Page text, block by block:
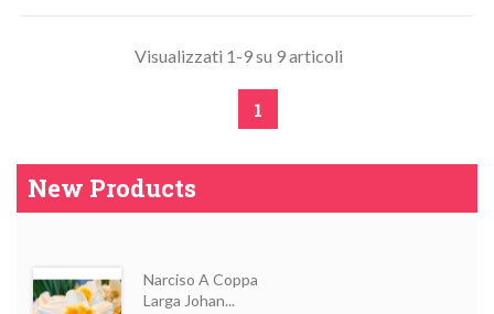
Visualizzati 1-9 su 9 articoli
1
New Products
Narciso A Coppa
Larga Johan...